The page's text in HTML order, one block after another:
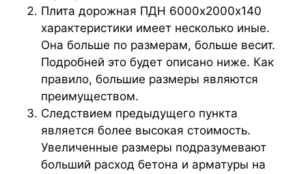
Плита дорожная ПДН 6000х2000х140
характеристики имеет несколько иные.
Она больше по размерам, больше весит.
Подробней это будет описано ниже. Как
правило, большие размеры являются
преимуществом.
Следствием предыдущего пункта
является более высокая стоимость.
Увеличенные размеры подразумевают
больший расход бетона и арматуры на